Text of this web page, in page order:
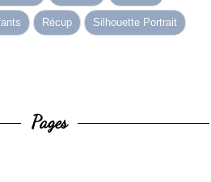
Récup Silhouette Portrait
Pages